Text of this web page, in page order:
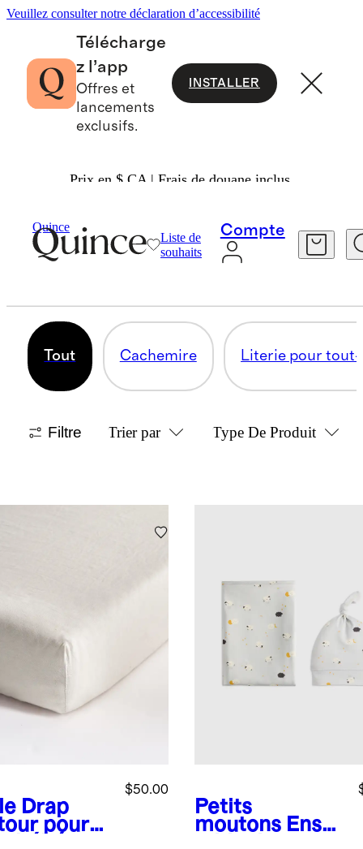
Veuillez consulter notre déclaration d’accessibilité
Télécharge
z l’app
Offres et
lancements
exclusifs.
INSTALLER
Prix en $ CA | Frais de douane inclus.
Quince
Liste de
souhaits
Compte
Bébés Et Enfants
ARTICLES POUR BÉBÉS ET ENFANTS
Tout Cachemire Literie pour
Filtre Trier par Type De Produit
Drap
pour
$50.00
Petits
moutons Ense